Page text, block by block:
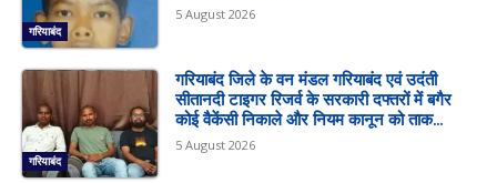
गरियाबंद
5 August 2026
गरियाबंद
गरियाबंद जिले के वन मंडल गरियाबंद एवं उदंती
सीतानदी टाइगर रिजर्व के सरकारी दफ्तरों में बगैर
कोई वैकेंसी निकाले और नियम कानून को ताक...
5 August 2026